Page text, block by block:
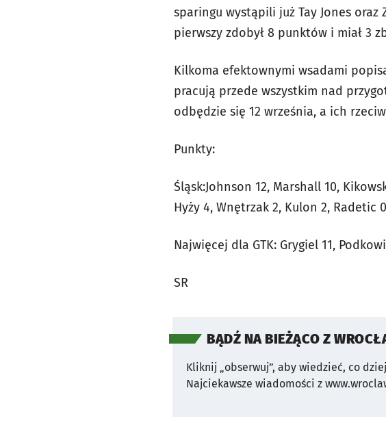
sparingu wystąpili już Tay Jones
pierwszy zdobył 8 punktów i miał 3
Kilkoma efektownymi wsadami
pracują przede wszystkim nad
odbędzie się 12 września, a ich
Punkty:
Śląsk:Johnson 12, Marshall 10,
Hyży 4, Wnętrzak 2, Kulon 2, Radetic
Najwięcej dla GTK: Grygiel 11,
SR
BĄDŹ NA BIEŻĄCO Z
Kliknij „obserwuj”, aby wiedzieć, co
Najciekawsze wiadomości z